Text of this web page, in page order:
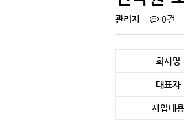
관리자 0건
회사명
대표자
사업내용